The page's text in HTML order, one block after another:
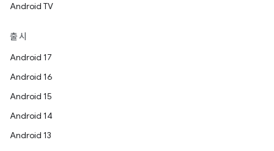
Android TV
출시
Android 17
Android 16
Android 15
Android 14
Android 13